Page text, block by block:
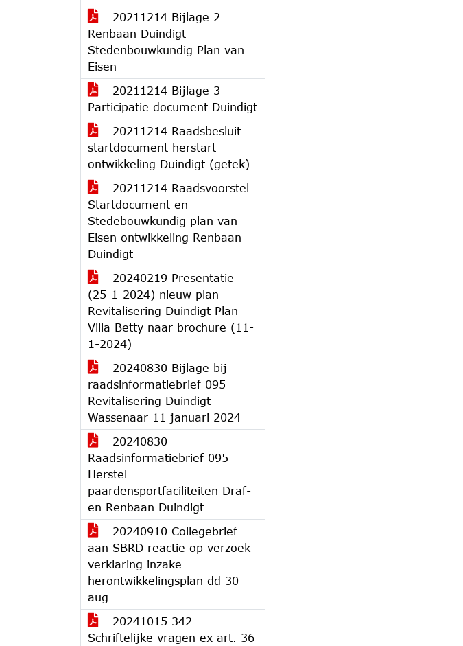
20211214 Bijlage 2
Renbaan Duindigt
Stedenbouwkundig Plan van
Eisen
20211214 Bijlage 3
Participatie document Duindigt
20211214 Raadsbesluit
startdocument herstart
ontwikkeling Duindigt (getek)
20211214 Raadsvoorstel
Startdocument en
Stedebouwkundig plan van
Eisen ontwikkeling Renbaan
Duindigt
20240219 Presentatie
(25-1-2024) nieuw plan
Revitalisering Duindigt Plan
Villa Betty naar brochure (11-
1-2024)
20240830 Bijlage bij
raadsinformatiebrief 095
Revitalisering Duindigt
Wassenaar 11 januari 2024
20240830
Raadsinformatiebrief 095
Herstel
paardensportfaciliteiten Draf-
en Renbaan Duindigt
20240910 Collegebrief
aan SBRD reactie op verzoek
verklaring inzake
herontwikkelingsplan dd 30
aug
20241015 342
Schriftelijke vragen ex art. 36